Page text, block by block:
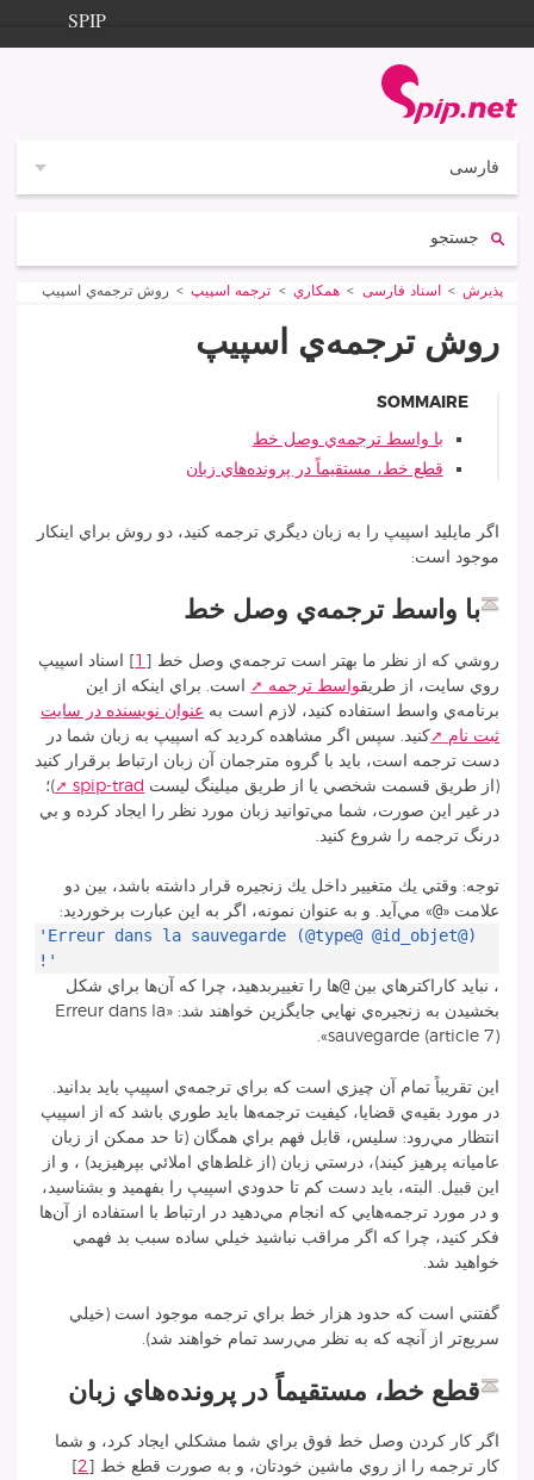
SPIP
فارسى
Vous êtes ici :
پذيرش اسناد فارسی همكاري ترجمه اسپيپ روش ترجمه‌ي اسپيپ
روش ترجمه‌ي اسپيپ
SOMMAIRE
با واسط ترجمه‌ي وصل خط
قطع خط، مستقيماً در پرونده‌هاي زبان
اگر مايليد اسپيپ را به زبان ديگري ترجمه كنيد، دو روش براي اينكار
موجود است:
با واسط ترجمه‌ي وصل خط
روشي كه از نظر ما بهتر است ترجمه‌ي وصل‌ خط [
1
] اسناد اسپيپ
روي سايت، از طريقواسط ترجمه
است. براي اينكه از اين
برنامه‌ي واسط استفاده كنيد، لازم است به عنوان نويسنده در سايت
ثبت نام
كنيد. سپس اگر مشاهده كرديد كه اسپيپ به زبان شما در
دست ترجمه‌ است، بايد با گروه مترجمان آن زبان ارتباط برقرار كنيد
(از طريق قسمت شخصي يا از طريق ميلينگ ليست spip-trad
)؛
در غير اين صورت، شما مي‌توانيد زبان مورد نظر را ايجاد كرده و بي
درنگ ترجمه را شروع كنيد.
توجه: وقتي يك متغيير داخل يك زنجيره قرار داشته باشد، بين دو
علامت «@» مي‌آيد. و به عنوان نمونه، اگر به اين عبارت برخورديد:
'Erreur dans la sauvegarde (@type@ @id_objet@)
!'
، نبايد كاراكتر‌هاي بين @ها را تغييربدهيد، چرا كه آن‌ها براي شكل
بخشيدن به زنجيره‌ي نهايي جايگزين خواهند شد: «Erreur dans la
sauvegarde (article 7)».
اين تقريباً تمام آن چيزي است كه براي ترجمه‌ي اسپيپ بايد بدانيد.
در مورد بقيه‌ي قضايا، كيفيت ترجمه‌ها بايد طوري باشد كه از اسپيپ
انتظار مي‌رود: سليس، قابل فهم براي همگان (تا حد ممكن از زبان
عاميانه پرهيز كيند)، درستي زبان (از غلط‌هاي املائي بپرهيزيد) ، و از
اين قبيل. البته، بايد دست كم تا حدودي اسپيپ را بفهميد و بشناسيد،
و در مورد ترجمه‌هايي كه انجام مي‌دهيد در ارتباط با استفاده‌ از آن‌ها
فكر كنيد، چرا كه اگر مراقب نباشيد خيلي ساده سبب بد فهمي
خواهيد شد.
گفتني است كه حدود هزار خط براي ترجمه موجود است (خيلي
سريع‌تر از آنچه كه به نظر مي‌رسد تمام خواهند شد).
قطع خط، مستقيماً در پرونده‌هاي زبان
اگر كار كردن وصل خط فوق براي شما مشكلي ايجاد كرد، و شما
كار ترجمه‌ را از روي ماشين خودتان، و به صورت قطع خط [
2
]